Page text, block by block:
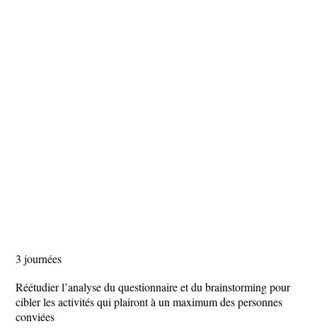
3 journées
Réétudier l’analyse du questionnaire et du brainstorming pour
cibler les activités qui plairont à un maximum des personnes
conviées